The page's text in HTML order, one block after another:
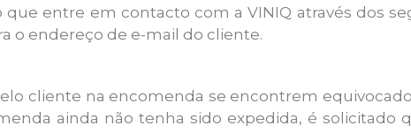
entre em contacto com a VINIQ através dos
o endereço de e-mail do cliente.
cliente na encomenda se encontrem
ainda não tenha sido expedida, é